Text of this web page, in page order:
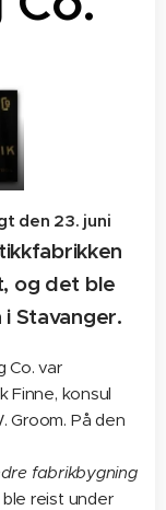
den 23. juni
og det ble
Stavanger.
Co. var
Finne, konsul
Groom. På den
fabrikbygning
reist under